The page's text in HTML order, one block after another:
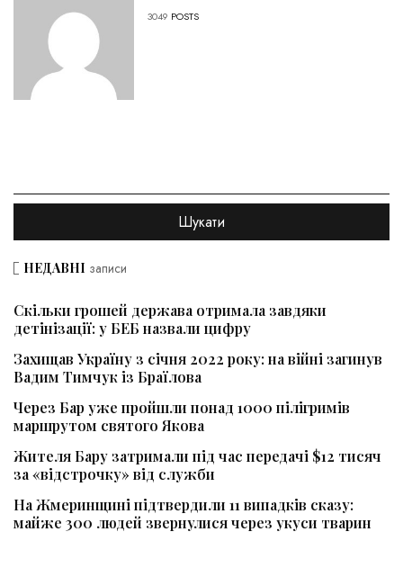
3049 POSTS
НЕДАВНІ записи
Скільки грошей держава отримала завдяки
детінізації: у БЕБ назвали цифру
Захищав Україну з січня 2022 року: на війні загинув
Вадим Тимчук із Браїлова
Через Бар уже пройшли понад 1000 пілігримів
маршрутом святого Якова
Жителя Бару затримали під час передачі $12 тисяч
за «відстрочку» від служби
На Жмеринщині підтвердили 11 випадків сказу:
майже 300 людей звернулися через укуси тварин